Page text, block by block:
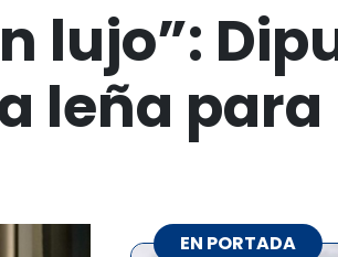
lujo”:
leña para
EN PORTADA